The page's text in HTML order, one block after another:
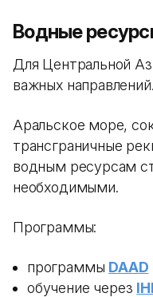
Водные
Для Центральной
важных направлений.
Аральское море,
трансграничные
водным ресурсам
необходимыми.
Программы:
программы DAAD
обучение через